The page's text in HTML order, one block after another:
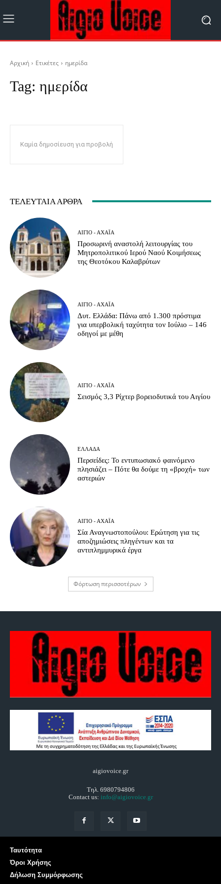
Αρχική Ετικέτες ημερίδα
Tag: ημερίδα
Καμία δημοσίευση για προβολή
ΤΕΛΕΥΤΑΊΑ ΆΡΘΡΑ
ΑΊΓΙΟ - ΑΧΑΪ́Α
Προσωρινή αναστολή λειτουργίας του
Μητροπολιτικού Ιερού Ναού Κοιμήσεως
της Θεοτόκου Καλαβρύτων
ΑΊΓΙΟ - ΑΧΑΪ́Α
Δυτ. Ελλάδα: Πάνω από 1.300 πρόστιμα
για υπερβολική ταχύτητα τον Ιούλιο – 146
οδηγοί με μέθη
ΑΊΓΙΟ - ΑΧΑΪ́Α
Σεισμός 3,3 Ρίχτερ βορειοδυτικά του Αιγίου
ΕΛΛΆΔΑ
Περσείδες: Το εντυπωσιακό φαινόμενο
πλησιάζει – Πότε θα δούμε τη «βροχή» των
αστεριών
ΑΊΓΙΟ - ΑΧΑΪ́Α
Σία Αναγνωστοπούλου: Ερώτηση για τις
αποζημιώσεις πληγέντων και τα
αντιπλημμυρικά έργα
Φόρτωση περισσοτέρων
aigiovoice.gr
Τηλ. 6980794806
Contact us: info@aigiovoice.gr
Ταυτότητα
Όροι Χρήσης
Δήλωση Συμμόρφωσης